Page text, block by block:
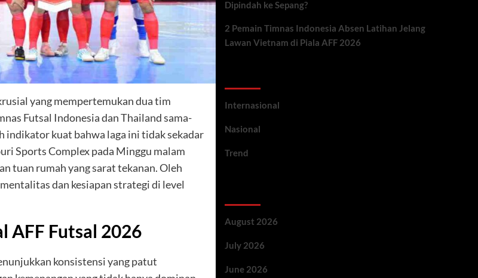
yang mempertemukan dua tim
Futsal Indonesia dan Thailand sama-
indikator kuat bahwa laga ini tidak sekadar
Sports Complex pada Minggu malam
tuan rumah yang sarat tekanan. Oleh
dan kesiapan strategi di level
AFF Futsal 2026
konsistensi yang patut
Dipindah ke Sepang?
2 Pemain Timnas Indonesia Absen Latihan Jelang
Lawan Vietnam di Piala AFF 2026
Internasional
Nasional
Trend
August 2026
July 2026
June 2026